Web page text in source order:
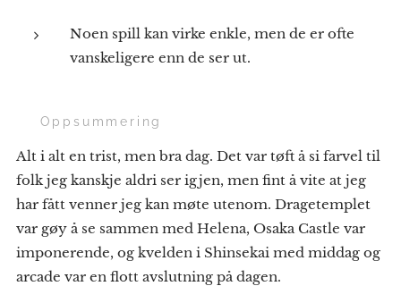
Noen spill kan virke enkle, men de er ofte
vanskeligere enn de ser ut.
🌟 Oppsummering
Alt i alt en trist, men bra dag. Det var tøft å si farvel til
folk jeg kanskje aldri ser igjen, men fint å vite at jeg
har fått venner jeg kan møte utenom. Dragetemplet
var gøy å se sammen med Helena, Osaka Castle var
imponerende, og kvelden i Shinsekai med middag og
arcade var en flott avslutning på dagen.